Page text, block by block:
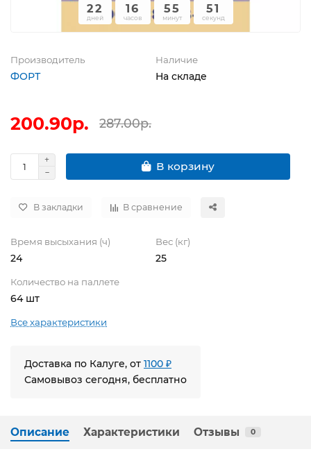
22
дней
16
часов
55
минут
51
секунд
Производитель
ФОРТ
Наличие
На складе
200.90р. 287.00р.
В корзину
В закладки В сравнение
Время высыхания (ч)
24
Вес (кг)
25
Количество на паллете
64 шт
Все характеристики
Доставка по Калуге, от 1100 ₽
Самовывоз сегодня, бесплатно
Описание Характеристики Отзывы 0